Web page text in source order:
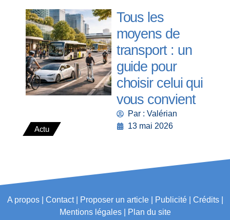
Actu
Tous les
moyens de
transport : un
guide pour
choisir celui qui
vous convient
Par : Valérian
13 mai 2026
A propos | Contact | Proposer un article | Publicité | Crédits |
Mentions légales |
Plan du site